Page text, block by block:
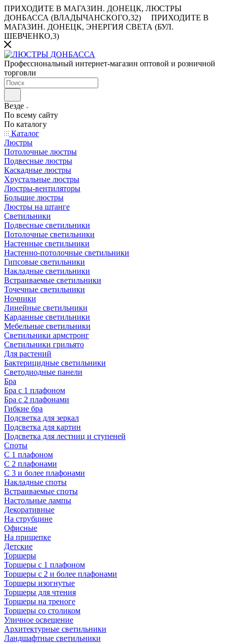
ПРИХОДИТЕ В МАГАЗИН. ДОНЕЦК, ЛЮСТРЫ
ДОНБАССА (ВЛАДЫЧАНСКОГО,32)
ПРИХОДИТЕ В
МАГАЗИН. ДОНЕЦК, ЭНЕРГИЯ СВЕТА (БУЛ.
ШЕВЧЕНКО,3)
Профессиональный интернет-магазин оптовой и розничной
торговли
Везде
По всему сайту
По каталогу
Каталог
Люстры
Потолочные люстры
Подвесные люстры
Каскадные люстры
Хрустальные люстры
Люстры-вентиляторы
Большие люстры
Люстры на штанге
Светильники
Подвесные светильники
Потолочные светильники
Настенные светильники
Настенно-потолочные светильники
Гипсовые светильники
Накладные светильники
Встраиваемые светильники
Точечные светильники
Ночники
Линейные светильники
Карданные светильники
Мебельные светильники
Светильники армстронг
Светильники грильято
Для растений
Бактерицидные светильники
Светодиодные панели
Бра
Бра с 1 плафоном
Бра с 2 плафонами
Гибкие бра
Подсветка для зеркал
Подсветка для картин
Подсветка для лестниц и ступеней
Споты
С 1 плафоном
С 2 плафонами
С 3 и более плафонами
Накладные споты
Встраиваемые споты
Настольные лампы
Декоративные
На струбцине
Офисные
На прищепке
Детские
Торшеры
Торшеры с 1 плафоном
Торшеры с 2 и более плафонами
Торшеры изогнутые
Торшеры для чтения
Торшеры на треноге
Торшеры со столиком
Уличное освещение
Архитектурные светильники
Ландшафтные светильники